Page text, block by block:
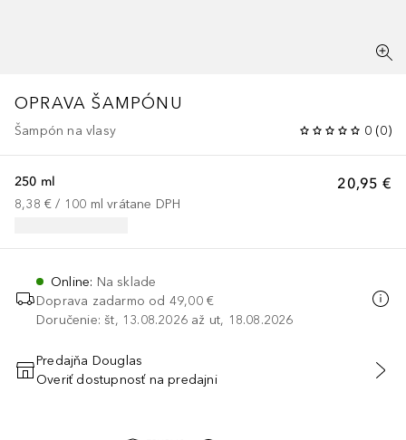
OPRAVA ŠAMPÓNU
Šampón na vlasy 0 (0)
20,95 €
250 ml
8,38 € / 100 ml vrátane DPH
Online: Na sklade
Doprava zadarmo od 49,00 €
Doručenie: št, 13.08.2026 až ut, 18.08.2026
PRIDAŤ DO KOŠÍKA
Predajňa Douglas
Overiť dostupnosť na predajni